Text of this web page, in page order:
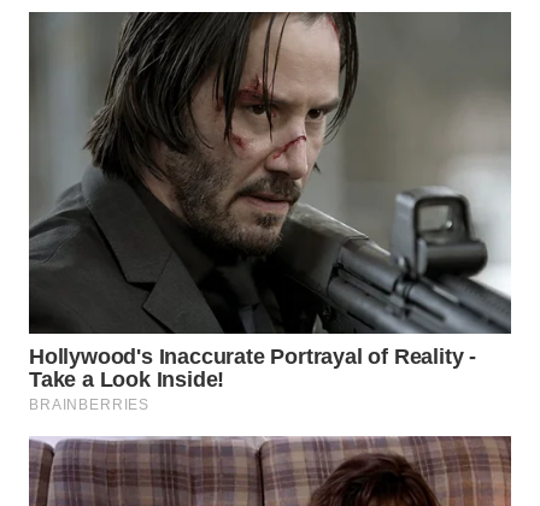
MADURA
WN
SURABAYA
WN
NATUNA
BINTAN
WN
MANDALIKA